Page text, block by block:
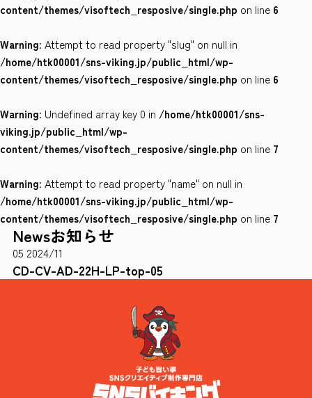
お気に入り
会社案内
サイトポリシー
0120-78-8169
［受付時間］ 9：00～18：00 ※土・日・祝祭日・年末年始は除く
お問い合わせはこちら
content/themes/visoftech_resposive/single.php on line 6
Warning: Attempt to read property "slug" on null in
/home/htk00001/sns-viking.jp/public_html/wp-
content/themes/visoftech_resposive/single.php on line 6
Warning: Undefined array key 0 in /home/htk00001/sns-
viking.jp/public_html/wp-
content/themes/visoftech_resposive/single.php on line 7
Warning: Attempt to read property "name" on null in
/home/htk00001/sns-viking.jp/public_html/wp-
content/themes/visoftech_resposive/single.php on line 7
Newsお知らせ
05 2024/11
CD-CV-AD-22H-LP-top-05